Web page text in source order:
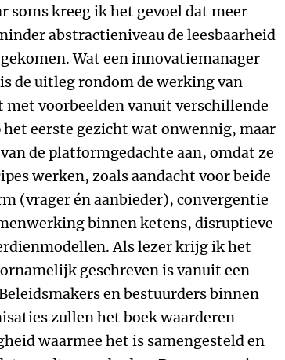
soms kreeg ik het gevoel dat meer
abstractieniveau de leesbaarheid
Wat een innovatiemanager
de uitleg rondom de werking van
voorbeelden vanuit verschillende
eerste gezicht wat onwennig, maar
de platformgedachte aan, omdat ze
werken, zoals aandacht voor beide
(vrager én aanbieder), convergentie
binnen ketens, disruptieve
Als lezer krijg ik het
geschreven is vanuit een
en bestuurders binnen
zullen het boek waarderen
waarmee het is samengesteld en